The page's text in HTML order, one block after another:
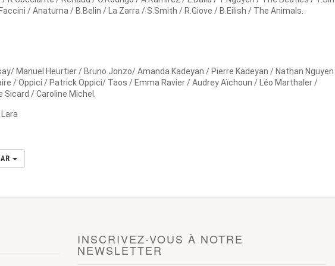
/ Anaturna / B.Belin / La Zarra / S.Smith / R.Giove / B.Eilish / The Animals.
Manuel Heurtier / Bruno Jonzo/ Amanda Kadeyan / Pierre Kadeyan / Nathan
/ Oppici / Patrick Oppici/ Taos / Emma Ravier / Audrey Aïchoun / Léo Marthaler /
/ Caroline Michel.
INSCRIVEZ-VOUS À NOTRE
NEWSLETTER